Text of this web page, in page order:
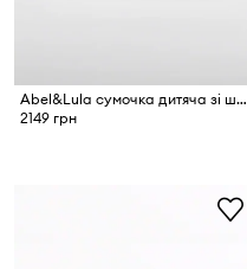
Abel&Lula сумочка дитяча зі штучної шкіри
2149 грн